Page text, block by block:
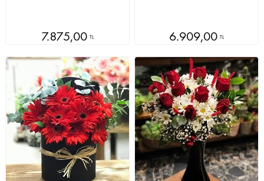
7.875,00 TL 6.909,00 TL